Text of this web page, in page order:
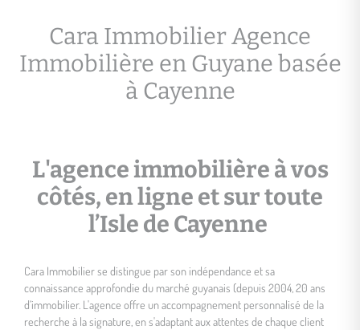
Cara Immobilier Agence
Immobilière en Guyane basée
à Cayenne
L'agence immobilière à vos
côtés, en ligne et sur toute
l’Isle de Cayenne
Cara Immobilier se distingue par son indépendance et sa
connaissance approfondie du marché guyanais (depuis 2004, 20 ans
d’immobilier. L'agence offre un accompagnement personnalisé de la
recherche à la signature, en s'adaptant aux attentes de chaque client